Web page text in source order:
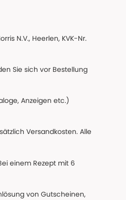
N.V., Heerlen, KVK-Nr.
Sie sich vor Bestellung
Anzeigen etc.)
Versandkosten. Alle
einem Rezept mit 6
von Gutscheinen,